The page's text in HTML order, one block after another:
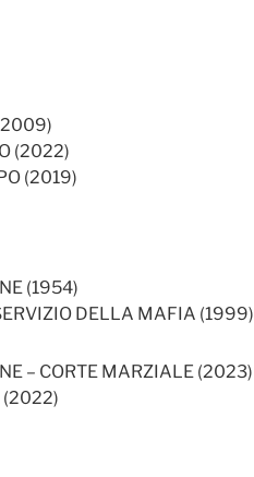
(2022)
(2019)
(1954)
DELLA MAFIA (1999)
– CORTE MARZIALE (2023)
(2022)